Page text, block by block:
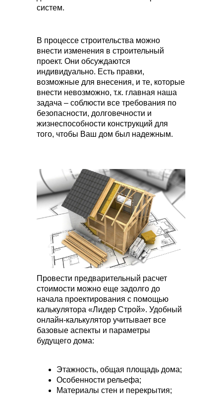
систем.
В процессе строительства можно
внести изменения в строительный
проект. Они обсуждаются
индивидуально. Есть правки,
возможные для внесения, и те, которые
внести невозможно, т.к. главная наша
задача – соблюсти все требования по
безопасности, долговечности и
жизнеспособности конструкций для
того, чтобы Ваш дом был надежным.
Провести предварительный расчет
стоимости можно еще задолго до
начала проектирования с помощью
калькулятора «Лидер Строй». Удобный
онлайн-калькулятор учитывает все
базовые аспекты и параметры
будущего дома:
Этажность, общая площадь дома;
Особенности рельефа;
Материалы стен и перекрытия;